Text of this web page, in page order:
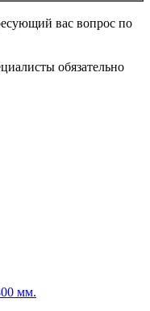
вас вопрос по
обязательно
мм.